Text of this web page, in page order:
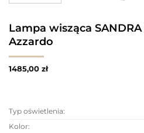
Lampa wisząca SANDRA
Azzardo
1485,00 zł
Typ oświetlenia:
Kolor: